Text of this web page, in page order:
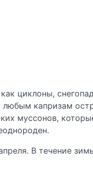
циклоны,
капризам
муссонов,
В течение